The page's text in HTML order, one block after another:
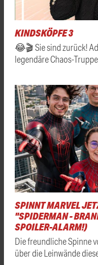
KINDSKÖPFE 3
😂🎬 Sie sind zurück!
legendäre Chaos-
SPINNT MARVEL
"SPIDERMAN -
SPOILER-ALARM!)
Die freundliche Spinne
über die Leinwände